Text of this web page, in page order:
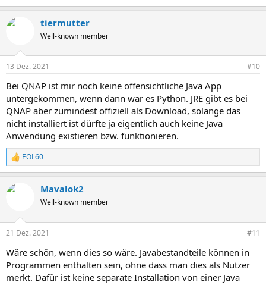
tiermutter
Well-known member
13 Dez. 2021 #10
Bei QNAP ist mir noch keine offensichtliche Java App
untergekommen, wenn dann war es Python. JRE gibt es bei
QNAP aber zumindest offiziell als Download, solange das
nicht installiert ist dürfte ja eigentlich auch keine Java
Anwendung existieren bzw. funktionieren.
R
e
k
e
:
EOL60
Mavalok2
Well-known member
21 Dez. 2021 #11
Wäre schön, wenn dies so wäre. Javabestandteile können in
Programmen enthalten sein, ohne dass man dies als Nutzer
merkt. Dafür ist keine separate Installation von einer Java